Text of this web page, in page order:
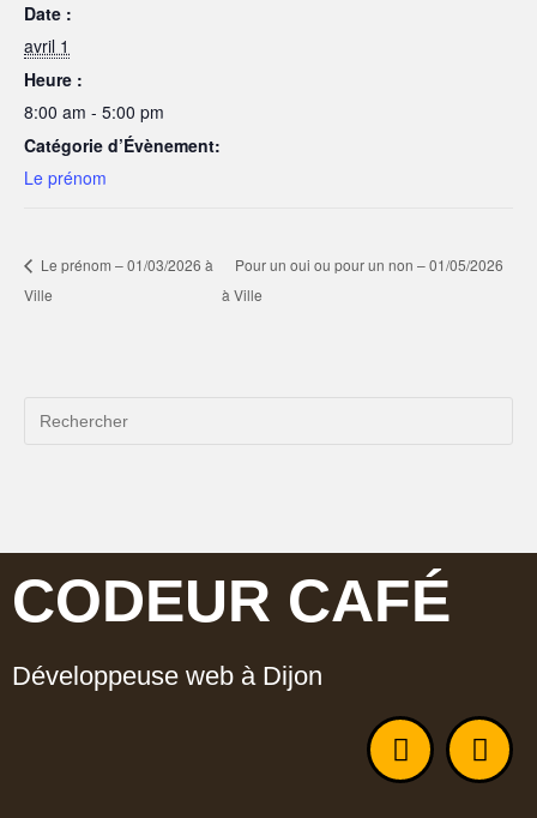
Date :
avril 1
Heure :
8:00 am - 5:00 pm
Catégorie d’Évènement:
Le prénom
Le prénom – 01/03/2026 à
Ville
Pour un oui ou pour un non – 01/05/2026
à Ville
CODEUR CAFÉ
Développeuse web à Dijon